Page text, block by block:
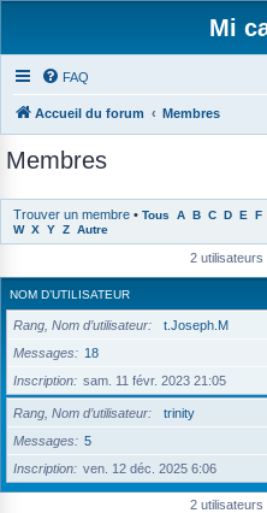
Mi
FAQ
Accueil du forum Membres
Membres
Trouver un membre • Tous A B C D E F
W X Y Z Autre
2 utilisateurs
NOM D’UTILISATEUR
Rang, Nom d’utilisateur
t.Joseph.M
Messages
18
Inscription
sam. 11 févr. 2023 21:05
Rang, Nom d’utilisateur
trinity
Messages
5
Inscription
ven. 12 déc. 2025 6:06
2 utilisateurs